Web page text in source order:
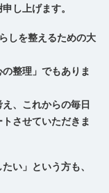
し上げます。
しを整えるための大
整理」でもありま
、これからの毎日
させていただきま
い」という方も、